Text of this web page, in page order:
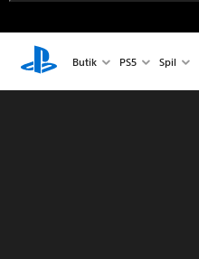
Butik PS5 Spil